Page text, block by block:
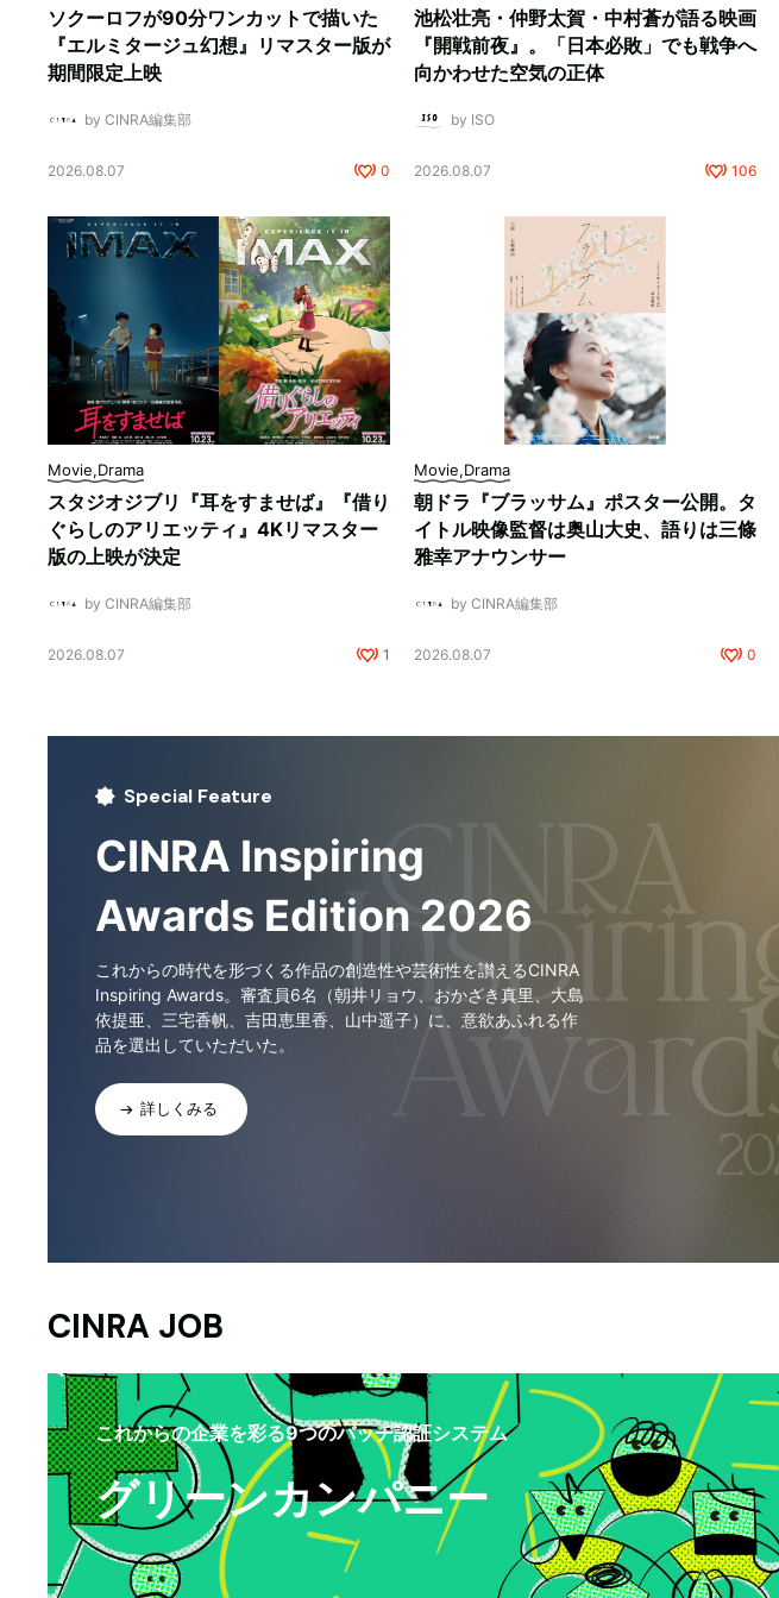
ソクーロフが90分ワンカットで描いた
『エルミタージュ幻想』リマスター版が
期間限定上映
by CINRA編集部
2026.08.07 0
池松壮亮・仲野太賀・中村蒼が語る映画
『開戦前夜』。「日本必敗」でも戦争へ
向かわせた空気の正体
by ISO
2026.08.07 106
Movie,Drama
スタジオジブリ『耳をすませば』『借り
ぐらしのアリエッティ』4Kリマスター
版の上映が決定
by CINRA編集部
2026.08.07 1
Movie,Drama
朝ドラ『ブラッサム』ポスター公開。タ
イトル映像監督は奥山大史、語りは三條
雅幸アナウンサー
by CINRA編集部
2026.08.07 0
Special Feature
CINRA Inspiring
Awards Edition 2026
これからの時代を形づくる作品の創造性や芸術性を讃えるCINRA
Inspiring Awards。審査員6名（朝井リョウ、おかざき真里、大島
依提亜、三宅香帆、吉田恵里香、山中遥子）に、意欲あふれる作
品を選出していただいた。
詳しくみる
CINRA JOB
これからの企業を彩る9つのバッヂ認証システム
グリーンカンパニー